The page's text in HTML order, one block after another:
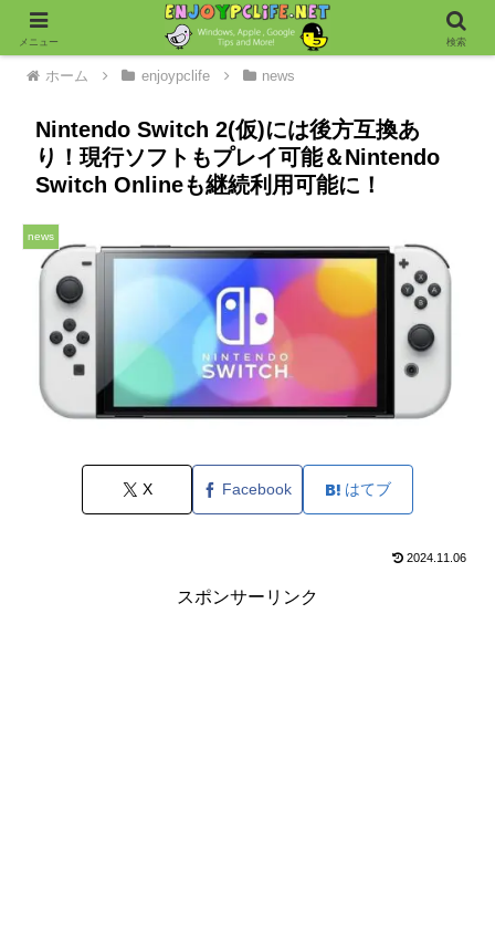
ホーム enjoypclife news
Nintendo Switch 2(仮)には後方互換あ
り！現行ソフトもプレイ可能＆Nintendo
Switch Onlineも継続利用可能に！
news
X Facebook はてブ
2024.11.06
スポンサーリンク
メニュー 検索